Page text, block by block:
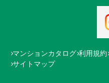
マンションカタログ 利用規約
サイトマップ